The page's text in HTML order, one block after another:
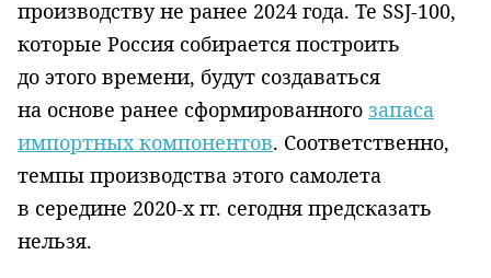
производству не ранее 2024 года. Те SSJ-100,
которые Россия собирается построить
до этого времени, будут создаваться
на основе ранее сформированного запаса
импортных компонентов. Соответственно,
темпы производства этого самолета
в середине 2020-х гг. сегодня предсказать
нельзя.